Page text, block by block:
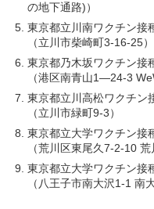
の地下通路)）
東京都立川南ワクチン接
（立川市柴崎町3-16-25）
東京都乃木坂ワクチン接
（港区南青山1―24-3
東京都立川高松ワクチン
（立川市緑町9-3）
東京都立大学ワクチン接
（荒川区東尾久7-2-10
東京都立大学ワクチン接
（八王子市南大沢1-1 南